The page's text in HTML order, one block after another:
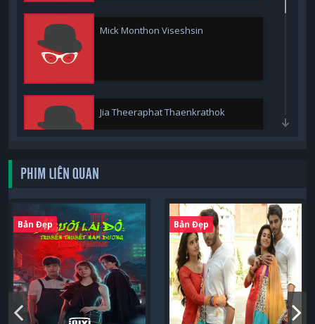
Mick Monthon Viseshsin
Jia Theeraphat Thaenkrathok
Ball Peeratad Promted
PHIM LIÊN QUAN
Bản Đẹp Bản Đẹp